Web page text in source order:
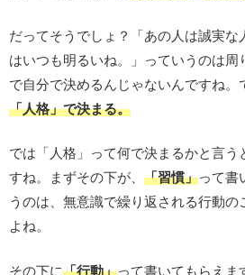
だってそうでしょ？「あの人は誠実な
はいつも明るいね。」っていうのは周
で自分で決めるんじゃないんですね。
「人格」で決まる。
では「人格」って何で決まるかと言う
すね。まずその下が、 「習慣」って書
うのは、無意識で繰り返される行動の
よね。
その下に「行動」って書いてもらえま